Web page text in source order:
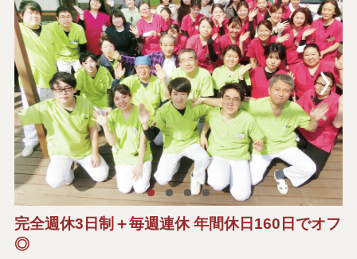
完全週休3日制＋毎週連休 年間休日160日でオフ
◎